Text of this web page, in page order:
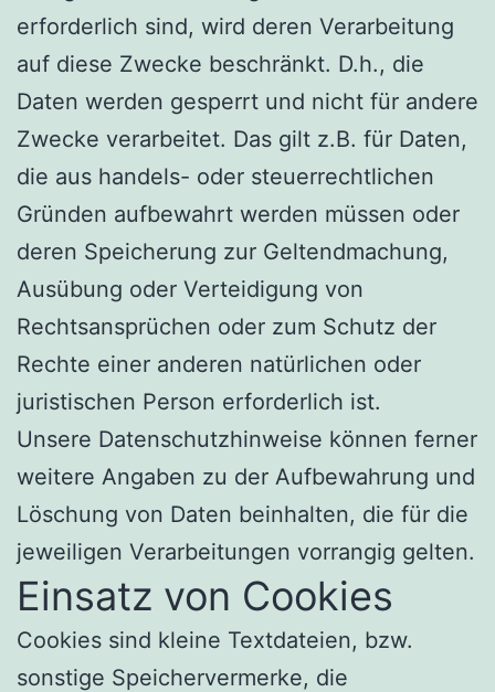
erforderlich sind, wird deren Verarbeitung
auf diese Zwecke beschränkt. D.h., die
Daten werden gesperrt und nicht für andere
Zwecke verarbeitet. Das gilt z.B. für Daten,
die aus handels- oder steuerrechtlichen
Gründen aufbewahrt werden müssen oder
deren Speicherung zur Geltendmachung,
Ausübung oder Verteidigung von
Rechtsansprüchen oder zum Schutz der
Rechte einer anderen natürlichen oder
juristischen Person erforderlich ist.
Unsere Datenschutzhinweise können ferner
weitere Angaben zu der Aufbewahrung und
Löschung von Daten beinhalten, die für die
jeweiligen Verarbeitungen vorrangig gelten.
Einsatz von Cookies
Cookies sind kleine Textdateien, bzw.
sonstige Speichervermerke, die